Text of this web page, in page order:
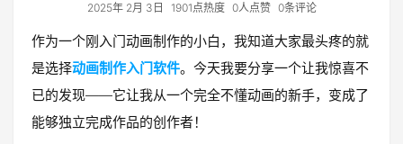
2025年 2月 3日 1901点热度 0人点赞 0条评论
作为一个刚入门动画制作的小白，我知道大家最头疼的就
是选择动画制作入门软件。今天我要分享一个让我惊喜不
已的发现——它让我从一个完全不懂动画的新手，变成了
能够独立完成作品的创作者！